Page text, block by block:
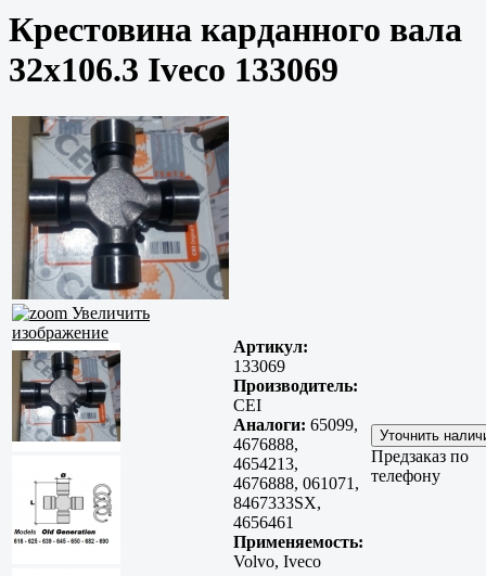
Крестовина карданного вала
32х106.3 Iveco 133069
Увеличить
изображение
Артикул:
133069
Производитель:
CEI
Аналоги: 65099,
4676888,
4654213,
4676888, 061071,
8467333SX,
4656461
Применяемость:
Volvo, Iveco
Предзаказ по
телефону